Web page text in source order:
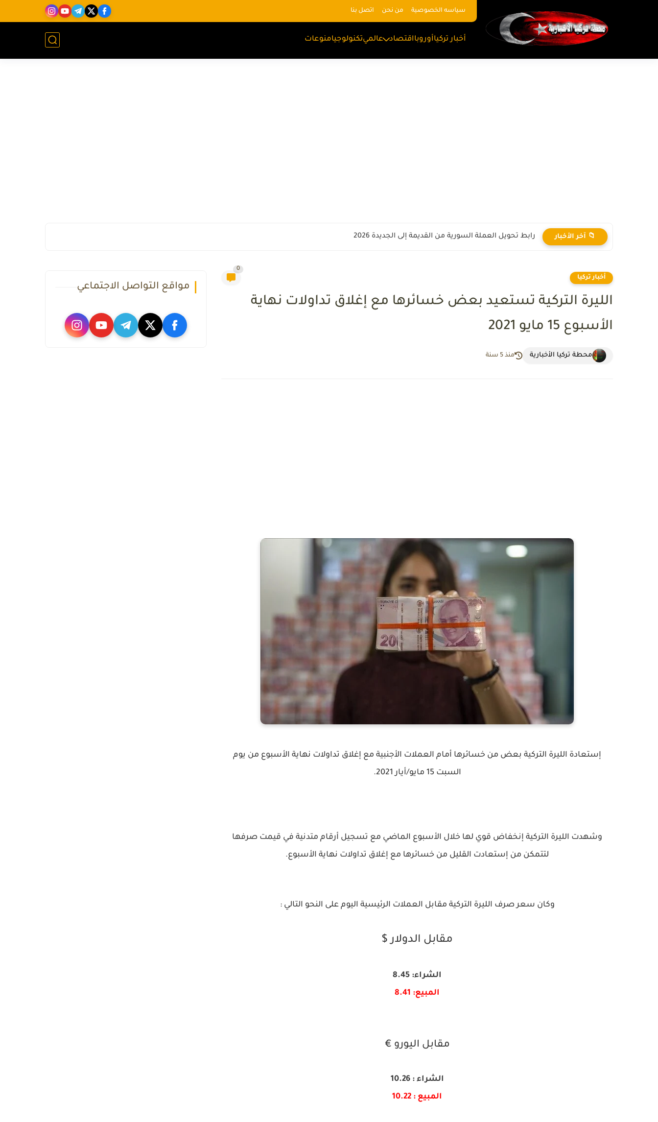
سياسه الخصوصية من نحن اتصل بنا
أخبار تركياأوروبااقتصاد عالميتكنولوجيامنوعات
📁 آخر الأخبار رابط تحويل العملة السورية من القديمة إلى الجديدة 2026
أخبار تركيا
0
الليرة التركية تستعيد بعض خسائرها مع إغلاق تداولات نهاية
الأسبوع 15 مايو 2021
محطة تركيا الأخبارية منذ 5 سنة
إستعادة الليرة التركية بعض من خسائرها أمام العملات الأجنبية مع إغلاق تداولات نهاية الأسبوع من يوم
السبت 15 مايو/أيار 2021.
وشهدت الليرة التركية إنخفاض قوي لها خلال الأسبوع الماضي مع تسجيل أرقام متدنية في قيمت صرفها
لتتمكن من إستعادت القليل من خسائرها مع إغلاق تداولات نهاية الأسبوع.
وكان سعر صرف الليرة التركية مقابل العملات الرئيسية اليوم على النحو التالي :
مقابل الدولار $
الشراء: 8.45
المبيع: 8.41
مقابل اليورو €
الشراء : 10.26
المبيع : 10.22
مواقع التواصل الاجتماعي